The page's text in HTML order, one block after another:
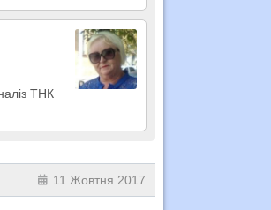
ТНК
11 Жовтня 2017